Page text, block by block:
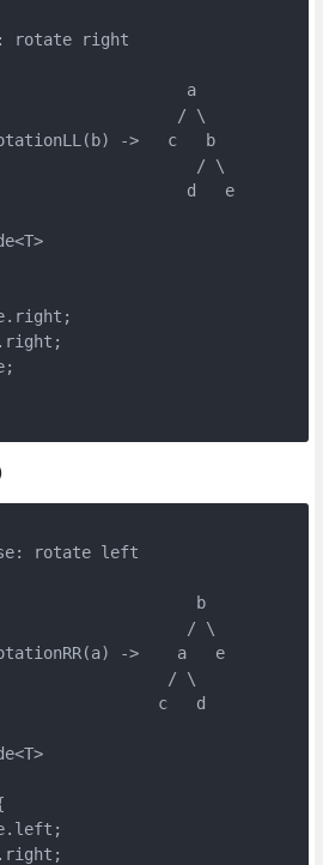
rotate right
a
/ \
->   c   b
/ \
d   e
rotate left
b
/ \
->    a   e
/ \
c   d